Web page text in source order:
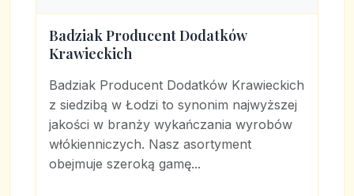
Badziak Producent Dodatków
Krawieckich
Badziak Producent Dodatków Krawieckich
z siedzibą w Łodzi to synonim najwyższej
jakości w branży wykańczania wyrobów
włókienniczych. Nasz asortyment
obejmuje szeroką gamę...